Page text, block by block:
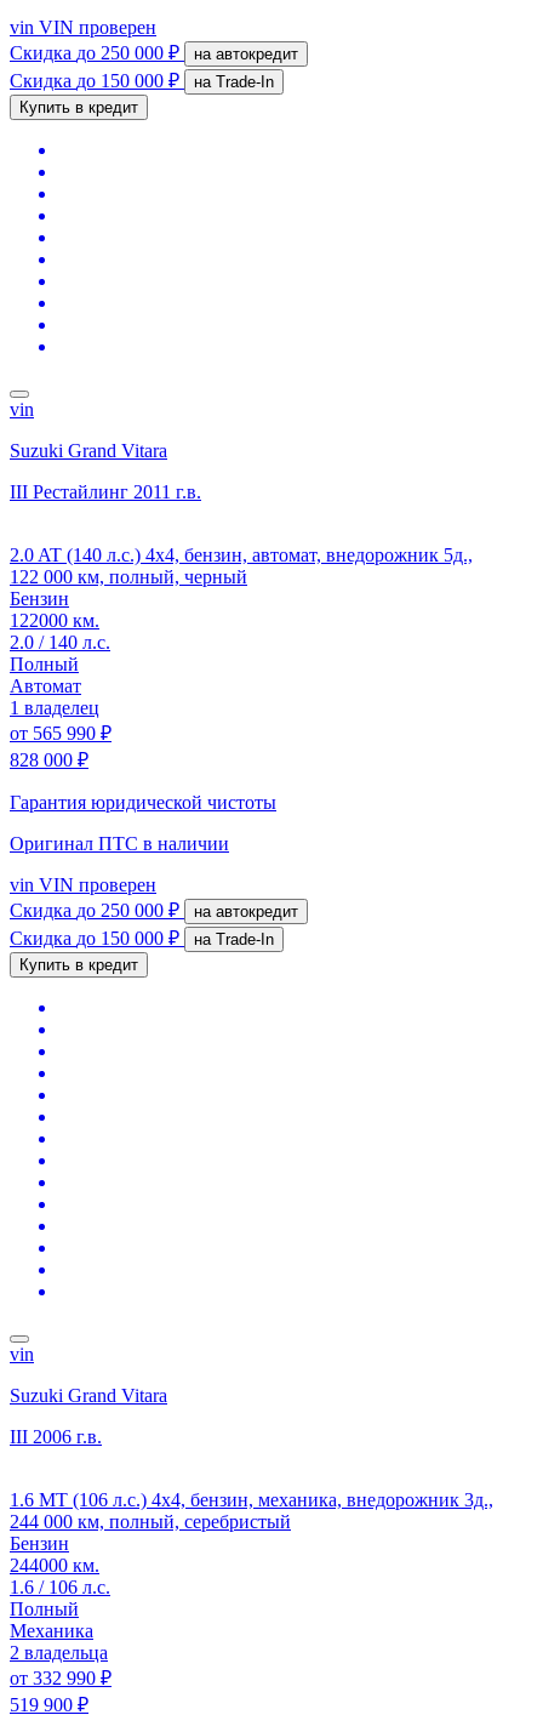
vin VIN проверен
Скидка до 250 000 ₽ на автокредит
Скидка до 150 000 ₽
на Trade-In
Купить в кредит
vin
Suzuki Grand Vitara
III Рестайлинг 2011 г.в.
2.0 AT (140 л.с.) 4x4, бензин, автомат, внедорожник 5д.,
122 000 км, полный, черный
Бензин
122000 км.
2.0 / 140 л.с.
Полный
Автомат
1 владелец
от 565 990 ₽
828 000 ₽
Гарантия юридической чистоты
Оригинал ПТС в наличии
vin VIN проверен
Скидка до 250 000 ₽ на автокредит
Скидка до 150 000 ₽
на Trade-In
Купить в кредит
vin
Suzuki Grand Vitara
III 2006 г.в.
1.6 MT (106 л.с.) 4x4, бензин, механика, внедорожник 3д.,
244 000 км, полный, серебристый
Бензин
244000 км.
1.6 / 106 л.с.
Полный
Механика
2 владельца
от 332 990 ₽
519 900 ₽